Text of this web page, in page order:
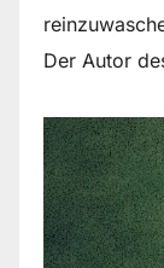
Der Autor